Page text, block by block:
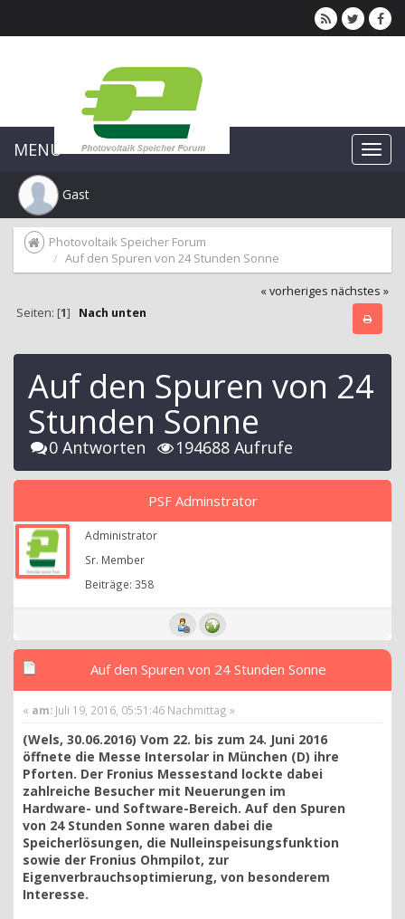
MENU
Gast
Photovoltaik Speicher Forum
Auf den Spuren von 24 Stunden Sonne
« vorheriges nächstes »
Seiten: [1] Nach unten
Auf den Spuren von 24
Stunden Sonne
0 Antworten 194688 Aufrufe
PSF Adminstrator
Administrator
Sr. Member
Beiträge: 358
Auf den Spuren von 24 Stunden Sonne
« am: Juli 19, 2016, 05:51:46 Nachmittag »
(Wels, 30.06.2016) Vom 22. bis zum 24. Juni 2016
öffnete die Messe Intersolar in München (D) ihre
Pforten. Der Fronius Messestand lockte dabei
zahlreiche Besucher mit Neuerungen im
Hardware- und Software-Bereich. Auf den Spuren
von 24 Stunden Sonne waren dabei die
Speicherlösungen, die Nulleinspeisungsfunktion
sowie der Fronius Ohmpilot, zur
Eigenverbrauchsoptimierung, von besonderem
Interesse.